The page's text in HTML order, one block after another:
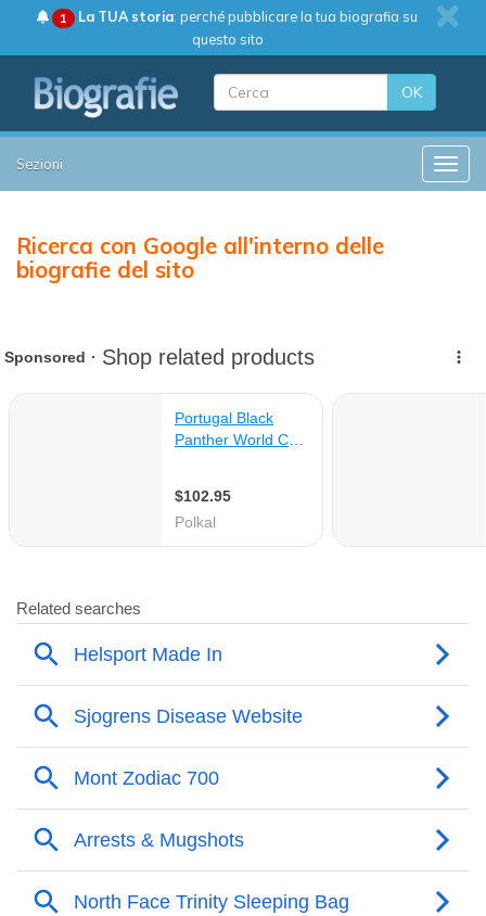
1 La TUA storia: perché pubblicare la tua biografia su
questo sito
OK
Sezioni
Ricerca con Google all'interno delle
biografie del sito